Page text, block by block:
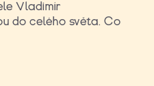
Vladimír
do celého světa. Co